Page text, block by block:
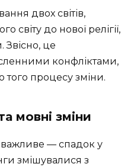
двох світів,
світу до нової релігії,
Звісно, це
конфліктами,
того процесу зміни.
мовні зміни
важливе — спадок у
змішувалися з